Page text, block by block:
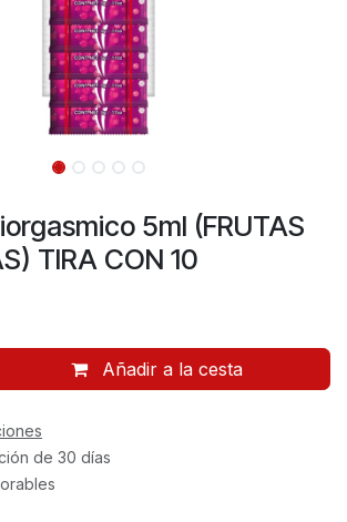
5ml (FRUTAS
TIRA CON 10
Añadir a la cesta
de 30 días